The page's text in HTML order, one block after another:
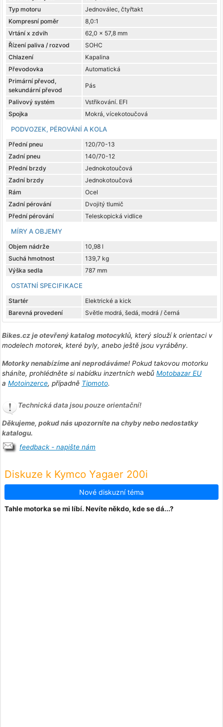
Typ motoru
Jednoválec, čtyřtakt
Kompresní poměr
8,0:1
Vrtání x zdvih
62,0 x 57,8 mm
Řízení paliva / rozvod
SOHC
Chlazení
Kapalina
Převodovka
Automatická
Primární převod,
sekundární převod
Pás
Palivový systém
Vstřikování. EFI
Spojka
Mokrá, vícekotoučová
PODVOZEK, PÉROVÁNÍ A KOLA
Přední pneu
120/70-13
Zadní pneu
140/70-12
Přední brzdy
Jednokotoučová
Zadní brzdy
Jednokotoučová
Rám
Ocel
Zadní pérování
Dvojitý tlumič
Přední pérování
Teleskopická vidlice
MÍRY A OBJEMY
Objem nádrže
10,98 l
Suchá hmotnost
139,7 kg
Výška sedla
787 mm
OSTATNÍ SPECIFIKACE
Startér
Elektrické a kick
Barevná provedení
Světle modrá, šedá, modrá / černá
Bikes.cz je otevřený katalog motocyklů, který slouží k orientaci v
modelech motorek, které byly, anebo ještě jsou vyráběny.
Motorky nenabízíme ani neprodáváme!Pokud takovou motorku
sháníte, prohlédněte si nabídku inzertních webů Motobazar EU
a Motoinzerce, případně Tipmoto.
Technická data jsou pouze orientační!
Děkujeme, pokud nás upozorníte na chyby nebo nedostatky
katalogu.
feedback - napište nám
Diskuze k Kymco Yagaer 200i
Nové diskuzní téma
Tahle motorka se mi líbí. Nevíte někdo, kde se dá...?